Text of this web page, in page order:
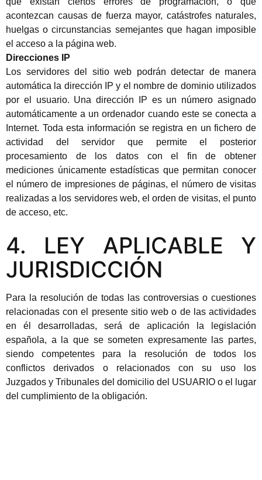
acontezcan causas de fuerza mayor, catástrofes naturales,
huelgas o circunstancias semejantes que hagan imposible
el acceso a la página web.
Direcciones IP
Los servidores del sitio web podrán detectar de manera
automática la dirección IP y el nombre de dominio utilizados
por el usuario. Una dirección IP es un número asignado
automáticamente a un ordenador cuando este se conecta a
Internet. Toda esta información se registra en un fichero de
actividad del servidor que permite el posterior
procesamiento de los datos con el fin de obtener
mediciones únicamente estadísticas que permitan conocer
el número de impresiones de páginas, el número de visitas
realizadas a los servidores web, el orden de visitas, el punto
de acceso, etc.
4. LEY APLICABLE Y
JURISDICCIÓN
Para la resolución de todas las controversias o cuestiones
relacionadas con el presente sitio web o de las actividades
en él desarrolladas, será de aplicación la legislación
española, a la que se someten expresamente las partes,
siendo competentes para la resolución de todos los
conflictos derivados o relacionados con su uso los
Juzgados y Tribunales del domicilio del USUARIO o el lugar
del cumplimiento de la obligación.